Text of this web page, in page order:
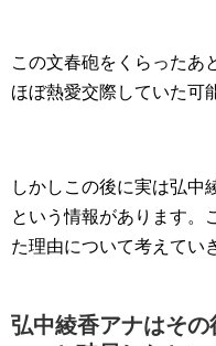
この文春砲をくらったあ
ほぼ熱愛交際していた可
しかしこの後に実は弘中
という情報があります。
た理由について考えてい
弘中綾香アナはその